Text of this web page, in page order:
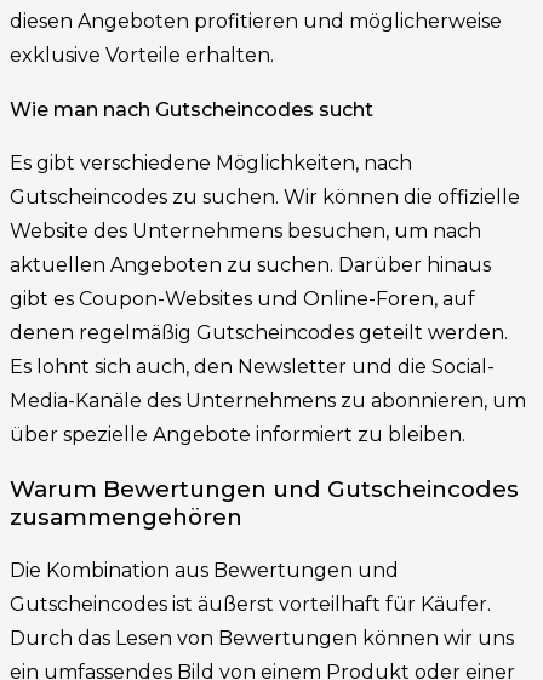
diesen Angeboten profitieren und möglicherweise
exklusive Vorteile erhalten.
Wie man nach Gutscheincodes sucht
Es gibt verschiedene Möglichkeiten, nach
Gutscheincodes zu suchen. Wir können die offizielle
Website des Unternehmens besuchen, um nach
aktuellen Angeboten zu suchen. Darüber hinaus
gibt es Coupon-Websites und Online-Foren, auf
denen regelmäßig Gutscheincodes geteilt werden.
Es lohnt sich auch, den Newsletter und die Social-
Media-Kanäle des Unternehmens zu abonnieren, um
über spezielle Angebote informiert zu bleiben.
Warum Bewertungen und Gutscheincodes
zusammengehören
Die Kombination aus Bewertungen und
Gutscheincodes ist äußerst vorteilhaft für Käufer.
Durch das Lesen von Bewertungen können wir uns
ein umfassendes Bild von einem Produkt oder einer